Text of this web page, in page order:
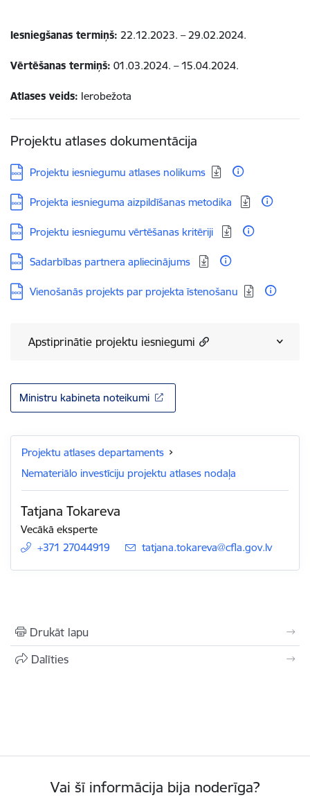
Iesniegšanas termiņš: 22.12.2023. – 29.02.2024.
Vērtēšanas termiņš: 01.03.2024. – 15.04.2024.
Atlases veids: Ierobežota
Projektu atlases dokumentācija
Lejupielādēt:
Projektu iesniegumu atlases nolikums
Lejupielādēt:
Projekta iesnieguma aizpildīšanas metodika
Lejupielādēt:
Projektu iesniegumu vērtēšanas kritēriji
Lejupielādēt:
Sadarbības partnera apliecinājums
Lejupielādēt:
Vienošanās projekts par projekta īstenošanu
Apstiprinātie projektu iesniegumi
Ministru kabineta noteikumi
Projektu atlases departaments
Nemateriālo investīciju projektu atlases nodaļa
Tatjana Tokareva
Vecākā eksperte
+371 27044919
E-pasts:
tatjana.tokareva@cfla.gov.lv
Drukāt lapu
Dalīties
Vai šī informācija bija noderīga?